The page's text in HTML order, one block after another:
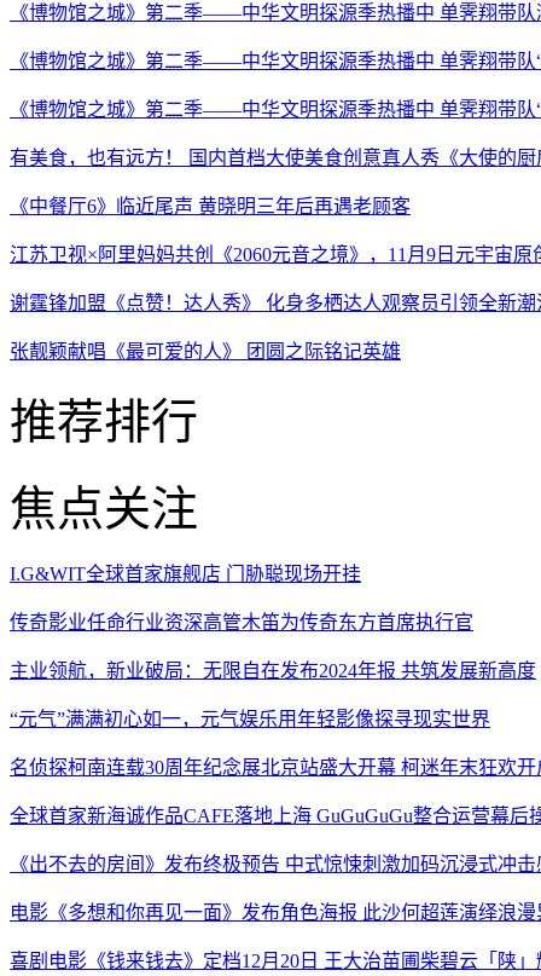
《博物馆之城》第二季——中华文明探源季热播中 单霁翔带队
《博物馆之城》第二季——中华文明探源季热播中 单霁翔带队
《博物馆之城》第二季——中华文明探源季热播中 单霁翔带队
有美食，也有远方！ 国内首档大使美食创意真人秀《大使的厨
《中餐厅6》临近尾声 黄晓明三年后再遇老顾客
江苏卫视×阿里妈妈共创《2060元音之境》，11月9日元宇宙原
谢霆锋加盟《点赞！达人秀》 化身多栖达人观察员引领全新潮
张靓颖献唱《最可爱的人》 团圆之际铭记英雄
推荐排行
焦点关注
I.G&WIT全球首家旗舰店 门胁聪现场开挂
传奇影业任命行业资深高管木笛为传奇东方首席执行官
主业领航，新业破局：无限自在发布2024年报 共筑发展新高度
“元气”满满初心如一，元气娱乐用年轻影像探寻现实世界
名侦探柯南连载30周年纪念展北京站盛大开幕 柯迷年末狂欢开
全球首家新海诚作品CAFE落地上海 GuGuGuGu整合运营幕后
《出不去的房间》发布终极预告 中式惊悚刺激加码沉浸式冲击
电影《多想和你再见一面》发布角色海报 此沙何超莲演绎浪
喜剧电影《钱来钱去》定档12月20日 王大治苗圃柴碧云「陕